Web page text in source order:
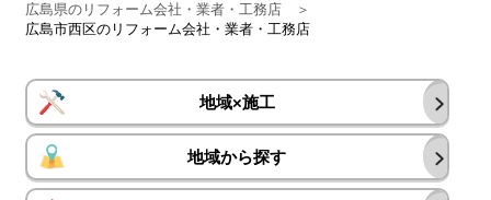
広島県のリフォーム会社・業者・工務店
広島市西区のリフォーム会社・業者・工務店
地域×施工
地域から探す